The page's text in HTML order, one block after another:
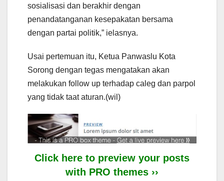
sosialisasi dan berakhir dengan
penandatanganan kesepakatan bersama
dengan partai politik,” ielasnya.
Usai pertemuan itu, Ketua Panwaslu Kota
Sorong dengan tegas mengatakan akan
melakukan follow up terhadap caleg dan parpol
yang tidak taat aturan.(wil)
Click here to preview your posts
with PRO themes ››